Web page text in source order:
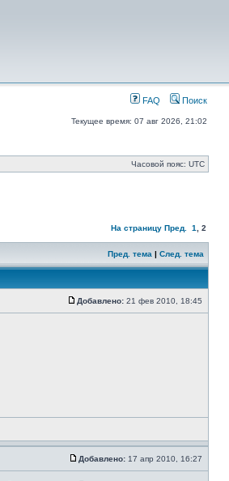
FAQ Поиск
Текущее время: 07 авг 2026, 21:02
Часовой пояс: UTC
На страницу Пред. 1 2
Пред. тема | След. тема
Добавлено: 21 фев 2010, 18:45
Добавлено: 17 апр 2010, 16:27